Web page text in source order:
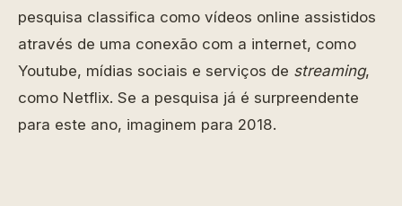
pesquisa classifica como vídeos online assistidos
através de uma conexão com a internet, como
Youtube, mídias sociais e serviços de streaming,
como Netflix. Se a pesquisa já é surpreendente
para este ano, imaginem para 2018.